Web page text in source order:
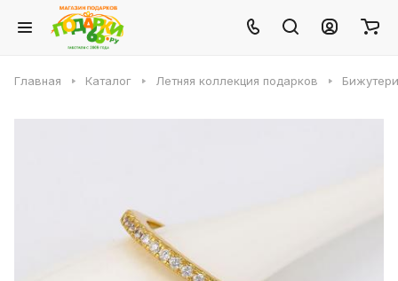
Главная Каталог Летняя коллекция подарков